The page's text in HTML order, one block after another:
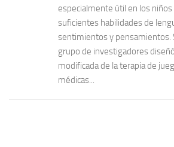
especialmente útil en los
suficientes habilidades de
sentimientos y pensamientos.
grupo de investigadores
modificada de la terapia de
médicas...